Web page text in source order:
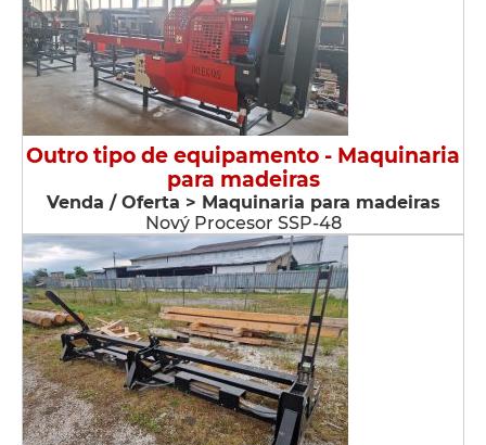
Outro tipo de equipamento - Maquinaria
para madeiras
Venda / Oferta > Maquinaria para madeiras
Nový Procesor SSP-48